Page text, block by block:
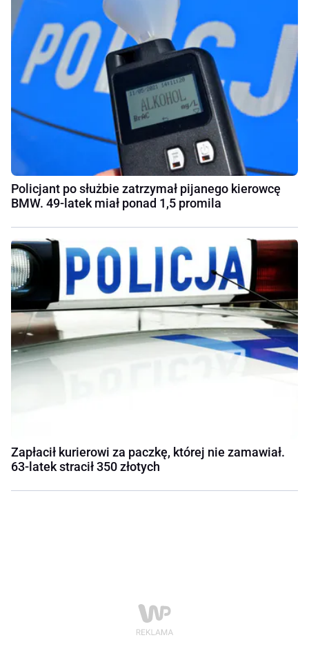
Policjant po służbie zatrzymał pijanego kierowcę
BMW. 49-latek miał ponad 1,5 promila
Zapłacił kurierowi za paczkę, której nie zamawiał.
63-latek stracił 350 złotych